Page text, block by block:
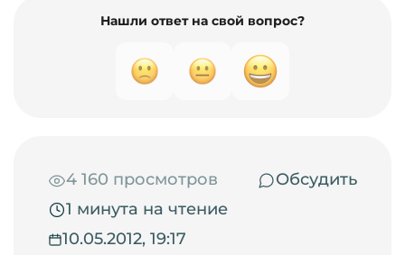
Нашли ответ на свой вопрос?
4 160 просмотров
Обсудить
1 минута на чтение
10.05.2012, 19:17